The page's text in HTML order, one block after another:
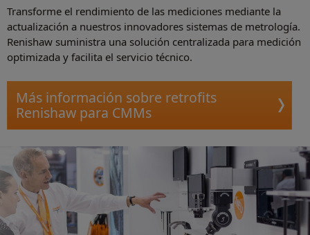
Transforme el rendimiento de las mediciones mediante la
actualización a nuestros innovadores sistemas de metrología.
Renishaw suministra una solución centralizada para medición
optimizada y facilita el servicio técnico.
Más información sobre retrofits
Renishaw para CMMs